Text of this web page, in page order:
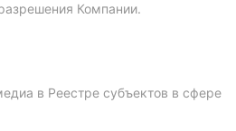
Компании.
в Реестре субъектов в сфере